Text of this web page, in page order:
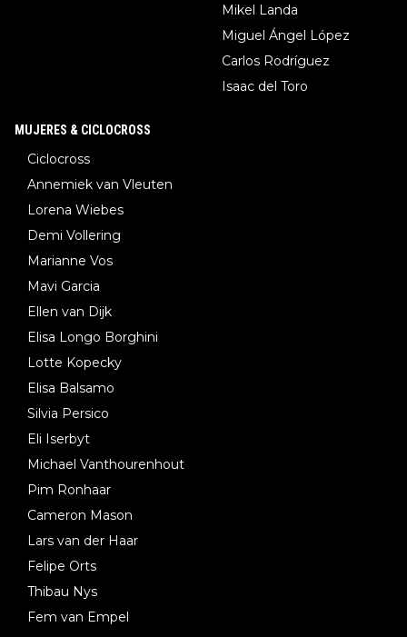
Mikel Landa
Miguel Ángel López
Carlos Rodríguez
Isaac del Toro
MUJERES & CICLOCROSS
Ciclocross
Annemiek van Vleuten
Lorena Wiebes
Demi Vollering
Marianne Vos
Mavi Garcia
Ellen van Dijk
Elisa Longo Borghini
Lotte Kopecky
Elisa Balsamo
Silvia Persico
Eli Iserbyt
Michael Vanthourenhout
Pim Ronhaar
Cameron Mason
Lars van der Haar
Felipe Orts
Thibau Nys
Fem van Empel